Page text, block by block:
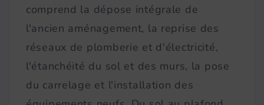
comprend la dépose intégrale de
l'ancien aménagement, la reprise des
réseaux de plomberie et d'électricité,
l'étanchéité du sol et des murs, la pose
du carrelage et l'installation des